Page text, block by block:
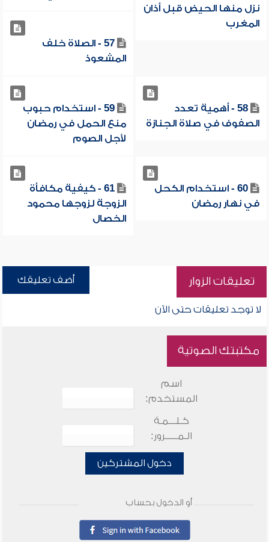
نزل منها الحيض قبل أذان
المغرب
57 - الصلاة خلف
المشعوذ
58 - أهمية تعدد
الصفوف في صلاة الجنازة
59 - استخدام حبوب
منع الحمل في رمضان
لأجل الصوم
60 - استخدام الكحل
في نهار رمضان
61 - كيفية مكافأة
الزوجة لزوجها محمود
الخصال
تعليقات الزوار أضف تعليقك
لا توجد تعليقات حتى الآن
مكتبتك الصوتية
اسم
المستخدم:
كـلـــمـة
الـمـــــرور:
دخول المشتركين
أو الدخول بحساب